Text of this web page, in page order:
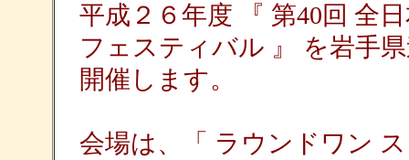
平成２６年度 『 第40回 全
フェスティバル 』 を岩手
開催します。
会場は、「 ラウンドワン